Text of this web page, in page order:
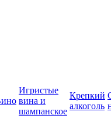
Игристые
вина и
шампанское
Крепкий
алкоголь